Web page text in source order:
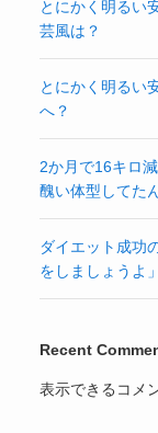
とにかく明るい
芸風は？
とにかく明るい
へ？
2か月で16キロ
醜い体型してた
ダイエット成功
をしましょうよ」
Recent
表示できるコメ